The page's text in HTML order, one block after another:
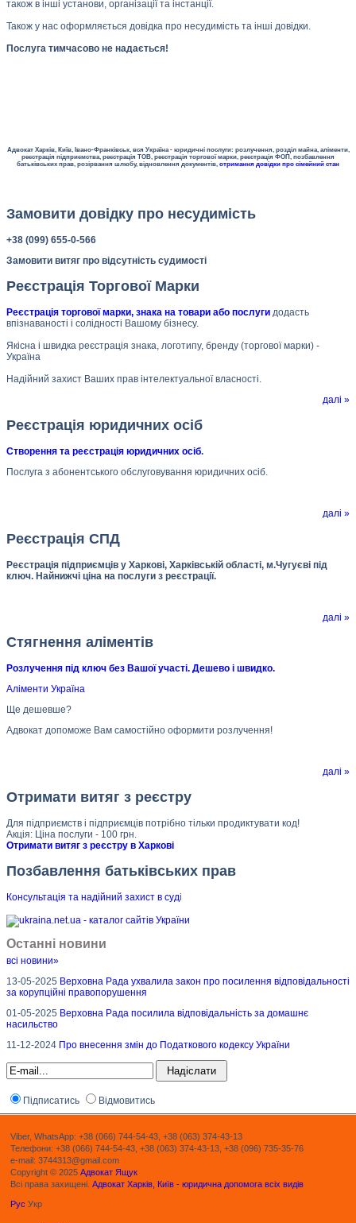
також в інші установи, організації та інстанції.
Також у нас оформляється довідка про несудимість та інші довідки.
Послуга тимчасово не надається!
Адвокат Харків, Київ, Івано-Франківськ, вся Україна - юридичні послуги: розлучення, розділ майна, аліменти,
реєстрація підприємства, реєстрація ТОВ, реєстрація торгової марки, реєстрація ФОП, позбавлення
батьківських прав, розірвання шлюбу, відновлення документів, отримання довідки про сімейний стан
Замовити довідку про несудимість
+38 (099) 655-0-566
Замовити витяг про відсутність судимості
Реєстрація Торгової Марки
Реєстрація торгової марки, знака на товари або послуги додасть
впізнаваності і солідності Вашому бізнесу.
Якісна і швидка реєстрація знака, логотипу, бренду (торгової марки) -
Україна
Надійний захист Ваших прав інтелектуальної власності.
далі »
Реєстрація юридичних осіб
Створення та реєстрація юридичних осіб.
Послуга з абонентського обслуговування юридичних осіб.
далі »
Реєстрація СПД
Реєстрація підприємців у Харкові, Харківській області, м.Чугуєві під
ключ. Найнижчі ціна на послуги з реєстрації.
далі »
Стягнення аліментів
Розлучення під ключ без Вашої участі. Дешево і швидко.
Аліменти Україна
Ще дешевше?
Адвокат допоможе Вам самостійно оформити розлучення!
далі »
Отримати витяг з реєстру
Для підприємств і підприємців потрібно тільки продиктувати код!
Акція: Ціна послуги - 100 грн.
Отримати витяг з реєстру в Харкові
Позбавлення батьківських прав
Консультація та надійний захист в суді
Останні новини
всі новини»
13-05-2025 Верховна Рада ухвалила закон про посилення відповідальності
за корупційні правопорушення
01-05-2025 Верховна Рада посилила відповідальність за домашнє
насильство
11-12-2024 Про внесення змін до Податкового кодексу України
Підписатись Відмовитись
Viber, WhatsApp: +38 (066) 744-54-43, +38 (063) 374-43-13
Телефони: +38 (066) 744-54-43, +38 (063) 374-43-13, +38 (096) 735-35-76
e-mail: 3744313@gmail.com
Copyright © 2025 Адвокат Ящук
Всі права захищені. Адвокат Харків, Київ - юридична допомога всіх видів
Рус Укр